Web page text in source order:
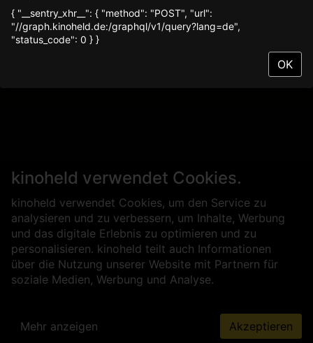
kinoheld verwendet Cookies.
kinoheld verwendet Cookies, um den Service zu
analysieren und zu verbessern, um Inhalte, Werbung
und das digitale Erlebnis zu optimieren und zu
personalisieren. kinoheld teilt auch Informationen
über die Nutzung unserer Website mit Partnern für
soziale Medien, Werbung und Analyse.
Mehr anzeigen Akzeptieren
{ "__sentry_xhr__": { "method": "POST", "url":
"//graph.kinoheld.de:/graphql/v1/query?lang=de",
"status_code": 0 } }
OK